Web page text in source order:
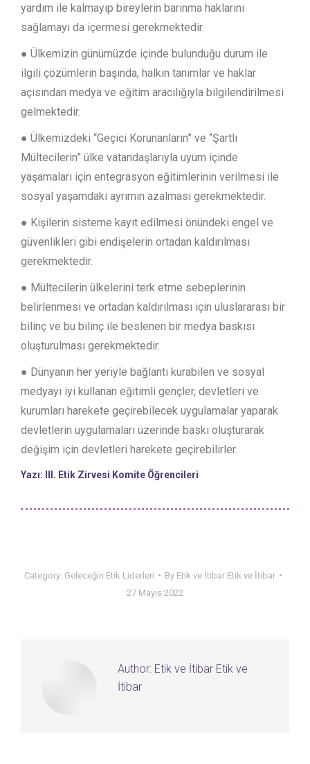
yardım ile kalmayıp bireylerin barınma haklarını
sağlamayı da içermesi gerekmektedir.
● Ülkemizin günümüzde içinde bulunduğu durum ile
ilgili çözümlerin başında, halkın tanımlar ve haklar
açısından medya ve eğitim aracılığıyla bilgilendirilmesi
gelmektedir.
● Ülkemizdeki “Geçici Korunanların” ve “Şartlı
Mültecilerin” ülke vatandaşlarıyla uyum içinde
yaşamaları için entegrasyon eğitimlerinin verilmesi ile
sosyal yaşamdaki ayrımın azalması gerekmektedir.
● Kişilerin sisteme kayıt edilmesi önündeki engel ve
güvenlikleri gibi endişelerin ortadan kaldırılması
gerekmektedir.
● Mültecilerin ülkelerini terk etme sebeplerinin
belirlenmesi ve ortadan kaldırılması için uluslararası bir
bilinç ve bu bilinç ile beslenen bir medya baskısı
oluşturulması gerekmektedir.
● Dünyanın her yeriyle bağlantı kurabilen ve sosyal
medyayı iyi kullanan eğitimli gençler, devletleri ve
kurumları harekete geçirebilecek uygulamalar yaparak
devletlerin uygulamaları üzerinde baskı oluşturarak
değişim için devletleri harekete geçirebilirler.
Yazı: III. Etik Zirvesi Komite Öğrencileri
Category: Geleceğin Etik Liderleri By Etik ve İtibar Etik ve İtibar
27 Mayıs 2022
Author: Etik ve İtibar Etik ve
İtibar